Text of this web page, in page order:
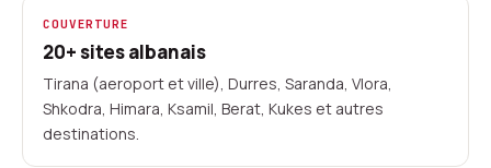
COUVERTURE
20+ sites albanais
Tirana (aeroport et ville), Durres, Saranda, Vlora,
Shkodra, Himara, Ksamil, Berat, Kukes et autres
destinations.